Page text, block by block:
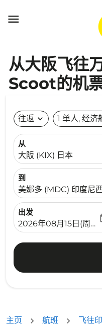

从大阪飞往
Scoot的机
往返 expand_more 1 单人, 经济
从
大阪 (KIX) 日本
到
美娜多 (MDC) 印度尼
出发
fc-booking-
2026年08月15日(周六)
主页 航班 飞往